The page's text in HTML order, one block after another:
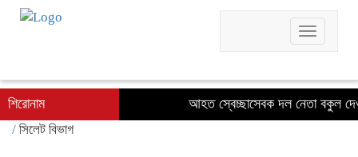
Toggle
শিরোনাম আহত স্বেচ্ছাসেবক দল নেতা বকুল
/ সিলেট বিভাগ